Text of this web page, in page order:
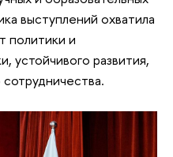
выступлений охватила
политики и
устойчивого развития,